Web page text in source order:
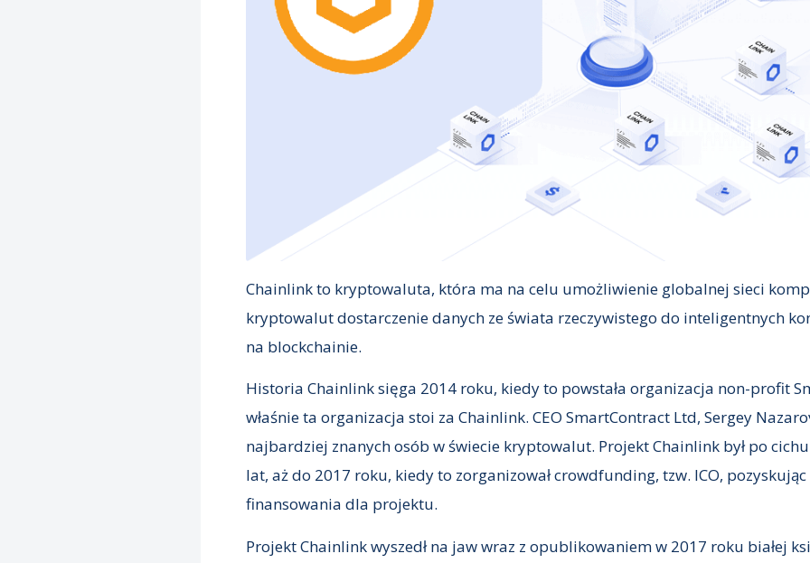
Chainlink to kryptowaluta, która ma na celu umożliwienie globalnej sieci
kryptowalut dostarczenie danych ze świata rzeczywistego do inteligentnych
na blockchainie.
Historia Chainlink sięga 2014 roku, kiedy to powstała organizacja non-profit
właśnie ta organizacja stoi za Chainlink. CEO SmartContract Ltd, Sergey
najbardziej znanych osób w świecie kryptowalut. Projekt Chainlink był po
lat, aż do 2017 roku, kiedy to zorganizował crowdfunding, tzw. ICO,
finansowania dla projektu.
Projekt Chainlink wyszedł na jaw wraz z opublikowaniem w 2017 roku białej